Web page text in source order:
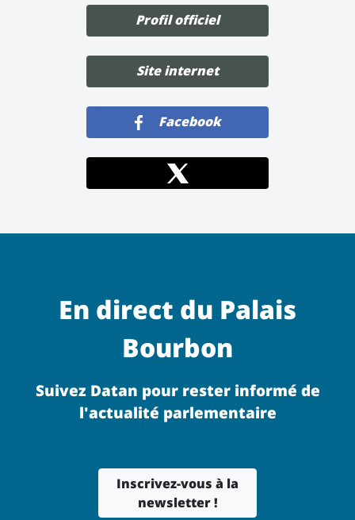
Profil officiel
Site internet
Facebook
En direct du Palais
Bourbon
Suivez Datan pour rester informé de
l'actualité parlementaire
Inscrivez-vous à la
newsletter !